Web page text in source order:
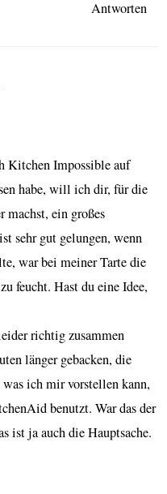
Antworten
Kitchen Impossible auf
habe, will ich dir, für die
ein großes
sehr gut gelungen, wenn
war bei meiner Tarte die
feucht. Hast du eine Idee,
richtig zusammen
länger gebacken, die
ich mir vorstellen kann,
benutzt. War das der
ist ja auch die Hauptsache.